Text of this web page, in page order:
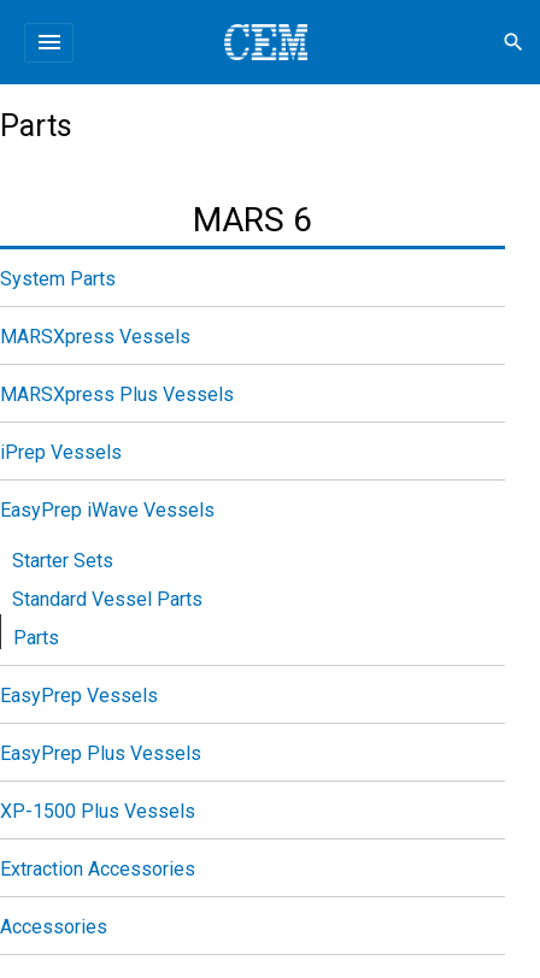
menu search
Parts
MARS 6
System Parts
MARSXpress Vessels
MARSXpress Plus Vessels
iPrep Vessels
EasyPrep iWave Vessels
Starter Sets
Standard Vessel Parts
Parts
EasyPrep Vessels
EasyPrep Plus Vessels
XP-1500 Plus Vessels
Extraction Accessories
Accessories